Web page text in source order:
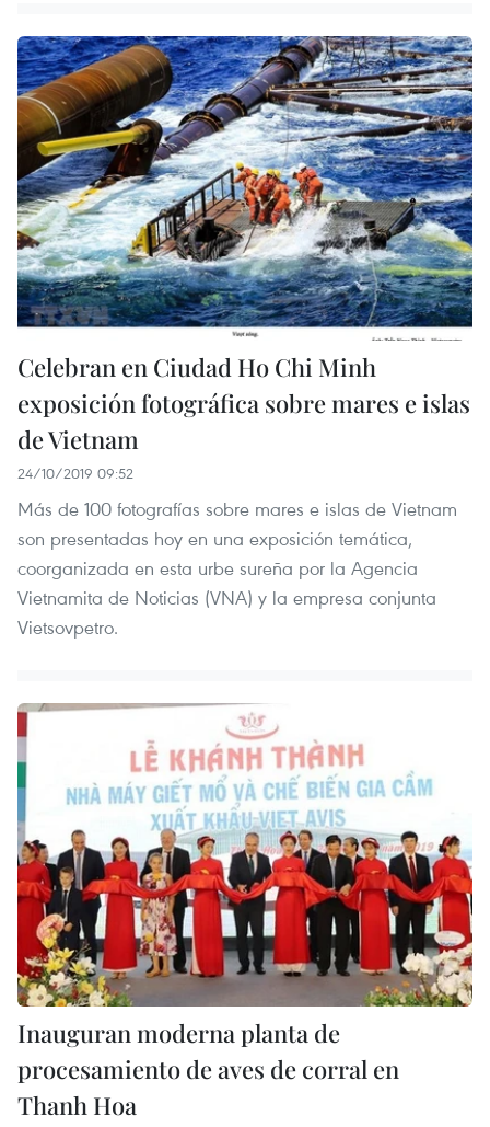
Celebran en Ciudad Ho Chi Minh
exposición fotográfica sobre mares e islas
de Vietnam
24/10/2019 09:52
Más de 100 fotografías sobre mares e islas de Vietnam
son presentadas hoy en una exposición temática,
coorganizada en esta urbe sureña por la Agencia
Vietnamita de Noticias (VNA) y la empresa conjunta
Vietsovpetro.
Inauguran moderna planta de
procesamiento de aves de corral en
Thanh Hoa